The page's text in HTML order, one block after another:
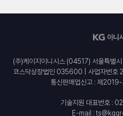
(주)케이지이니시스 (04517) 서울특별
코스닥상장법인 035600 | 사업자번호
통신판매업신고 : 제
기술지원 대표번호 :
E-mail :